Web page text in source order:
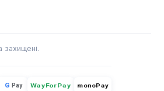
захищені.
G Pay WayForPay monoPay